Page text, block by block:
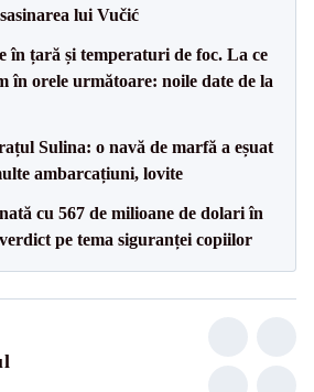
lui Vučić
în țară și temperaturi de foc. La ce
în orele următoare: noile date de la
Sulina: o navă de marfă a eșuat
ambarcațiuni, lovite
cu 567 de milioane de dolari în
pe tema siguranței copiilor